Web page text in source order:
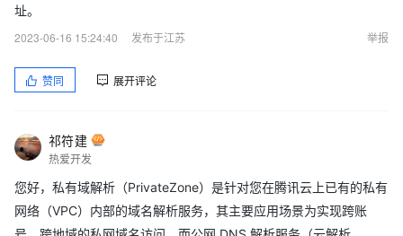
址。
2023-06-16 15:24:40
发布于江苏 举报
赞同 展开评论
祁符建
热爱开发
您好，私有域解析（PrivateZone）是针对您在腾讯云上已有的私有
网络（VPC）内部的域名解析服务，其主要应用场景为实现跨账